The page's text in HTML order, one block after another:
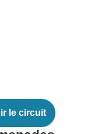
le circuit